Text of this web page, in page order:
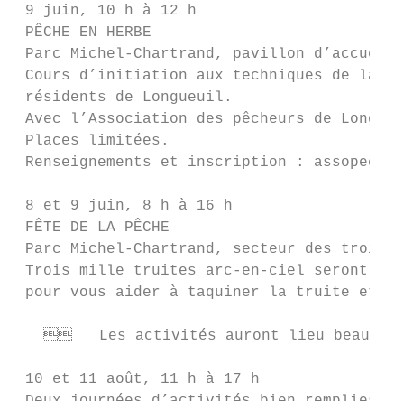
9 juin, 10 h à 12 h
PÊCHE EN HERBE		                                       Pour 9 à 12 ans
Parc Michel-Chartrand, pavillon d’accueil
Cours d’initiation aux techniques de la
résidents de Longueuil.
Avec l’Association des pêcheurs de
Places limitées.
Renseignements et inscription :
8 et 9 juin, 8 h à 16 h
FÊTE DE LA PÊCHE
Parc Michel-Chartrand, secteur des trois
Trois mille truites arc-en-ciel seront
pour vous aider à taquiner la truite et
   Les activités auront lieu beau
10 et 11 août, 11 h à 17 h